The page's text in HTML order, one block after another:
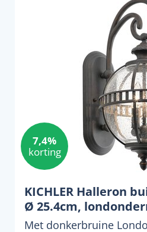
7,4%
korting
KICHLER Halleron
Ø 25.4cm,
Met donkerbruine